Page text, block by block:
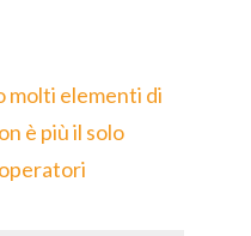
molti elementi di
è più il solo